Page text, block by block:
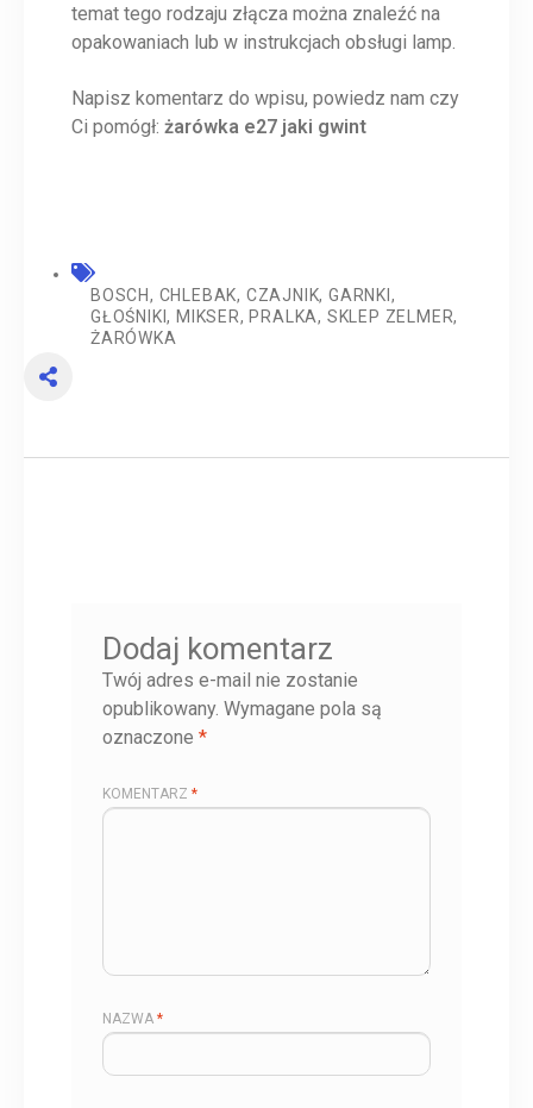
temat tego rodzaju złącza można znaleźć na
opakowaniach lub w instrukcjach obsługi lamp.
Napisz komentarz do wpisu, powiedz nam czy
Ci pomógł: żarówka e27 jaki gwint
BOSCH, CHLEBAK, CZAJNIK,GARNKI ,
GŁOŚNIKI, MIKSER, PRALKA, SKLEP ZELMER,
ŻARÓWKA
Dodaj komentarz
Twój adres e-mail nie zostanie
opublikowany. Wymagane pola są
oznaczone *
KOMENTARZ *
NAZWA *